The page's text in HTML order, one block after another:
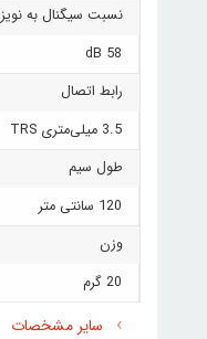
نسبت سیگنال به نویز
58 dB
رابط اتصال
3.5 میلی‌متری TRS
طول سیم
120 سانتی متر
وزن
20 گرم
سایر مشخصات